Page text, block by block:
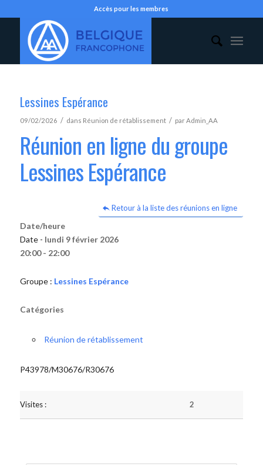
Accès pour les membres
Lessines Espérance
09/02/2026 / dans Réunion de rétablissement / parAdmin_AA
Réunion en ligne du groupe
Lessines Espérance
Retour à la liste des réunions en ligne
Date/heure
Date - lundi 9 février 2026
20:00 - 22:00
Groupe : Lessines Espérance
Catégories
Réunion de rétablissement
P43978/M30676/R30676
Visites : 2